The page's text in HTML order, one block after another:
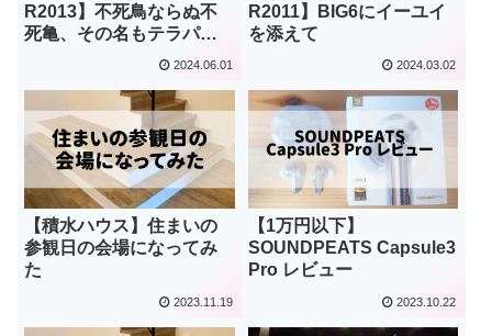
R2013】不死鳥ならぬ不
死亀、その名もテラパゴ
2024.06.01
R2011】BIG6にイーユイ
を添えて
2024.03.02
【積水ハウス】住まいの
参観日の会場になってみ
た
2023.11.19
【1万円以下】
SOUNDPEATS Capsule3
Pro レビュー
2023.10.22